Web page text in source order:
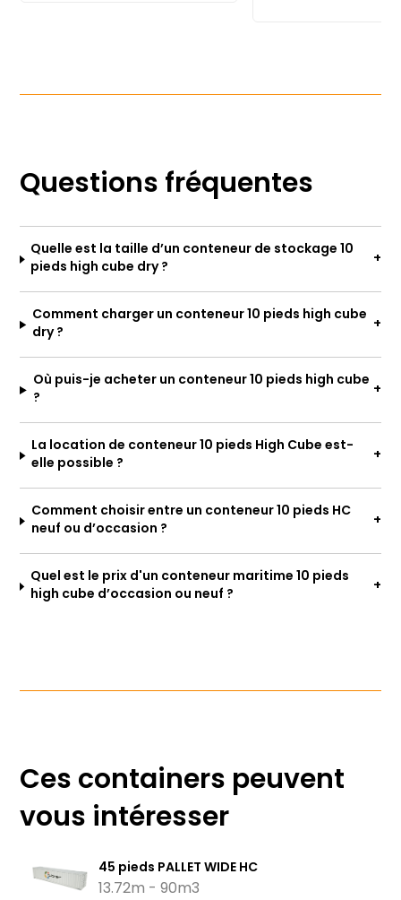
Questions fréquentes
Quelle est la taille d’un conteneur de stockage 10
pieds high cube dry ?
Comment charger un conteneur 10 pieds high cube
dry ?
Où puis-je acheter un conteneur 10 pieds high cube
?
La location de conteneur 10 pieds High Cube est-
elle possible ?
Comment choisir entre un conteneur 10 pieds HC
neuf ou d’occasion ?
Quel est le prix d'un conteneur maritime 10 pieds
high cube d’occasion ou neuf ?
Ces containers peuvent
vous intéresser
45 pieds PALLET WIDE HC
13.72m - 90m3